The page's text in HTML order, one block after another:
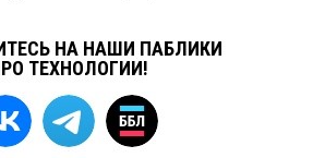
НА НАШИ ПАБЛИКИ
ТЕХНОЛОГИИ!